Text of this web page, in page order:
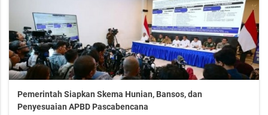
Pemerintah Siapkan Skema Hunian, Bansos, dan
Penyesuaian APBD Pascabencana